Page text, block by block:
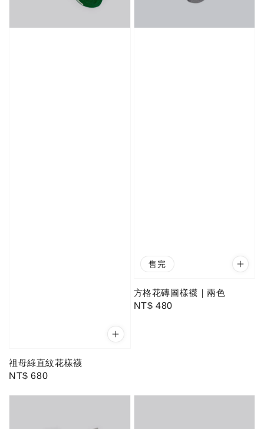
祖母綠直紋花樣襪
Regular
NT$ 680
售完
方格花磚圖樣襪｜兩色
Regular
NT$ 480